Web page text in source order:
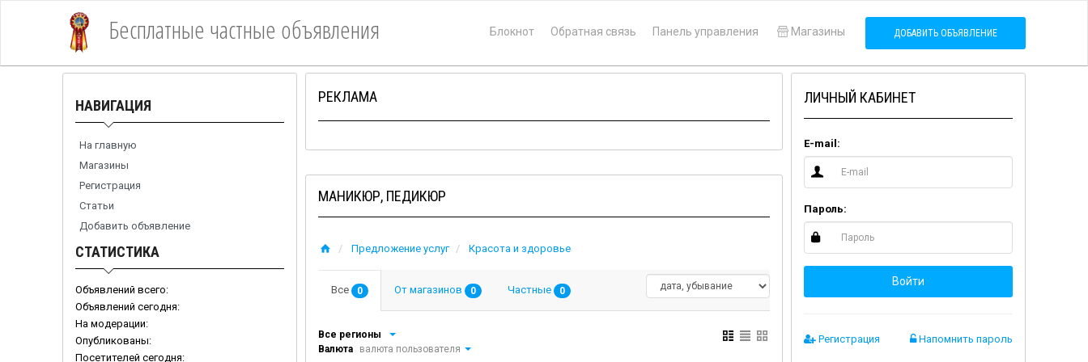
Бесплатные частные объявления
1Место
Блокнот Обратная связь Панель управления Магазины ДОБАВИТЬ ОБЪЯВЛЕНИЕ
НАВИГАЦИЯ
На главную
Магазины
Регистрация
Статьи
Добавить объявление
СТАТИСТИКА
Объявлений всего:
Объявлений сегодня:
На модерации:
Опубликованы:
Посетителей сегодня:
РЕКЛАМА
МАНИКЮР, ПЕДИКЮР
Предложение услуг Красота и здоровье
Все 0 От магазинов 0 Частные 0
Все регионы
Валюта
валюта пользователя
ЛИЧНЫЙ КАБИНЕТ
E-mail:
Пароль:
Войти
Регистрация Напомнить пароль